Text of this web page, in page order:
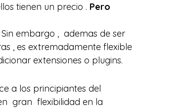
tienen un precio . Pero
embargo ,  ademas de ser
, es extremadamente flexible
extensiones o plugins.
a los principiantes del
gran  flexibilidad en la